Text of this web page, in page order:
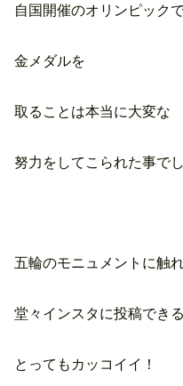
自国開催のオリンピック
金メダルを
取ることは本当に大変な
努力をしてこられた事でし
五輪のモニュメントに触
堂々インスタに投稿でき
とってもカッコイイ！